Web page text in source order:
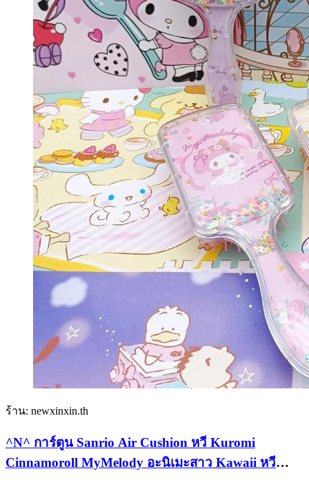
ร้าน: newxinxin.th
^N^ การ์ตูน Sanrio Air Cushion หวี Kuromi
Cinnamoroll MyMelody อะนิเมะสาว Kawaii หวี